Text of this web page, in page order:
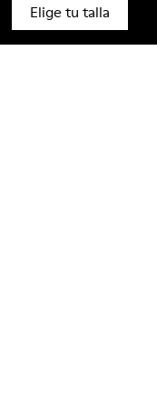
Elige tu talla